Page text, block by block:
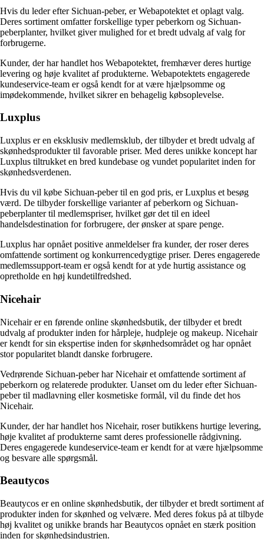
Hvis du leder efter Sichuan-peber, er Webapotektet et oplagt valg.
Deres sortiment omfatter forskellige typer peberkorn og Sichuan-
peberplanter, hvilket giver mulighed for et bredt udvalg af valg for
forbrugerne.
Kunder, der har handlet hos Webapotektet, fremhæver deres hurtige
levering og høje kvalitet af produkterne. Webapotektets engagerede
kundeservice-team er også kendt for at være hjælpsomme og
imødekommende, hvilket sikrer en behagelig købsoplevelse.
Luxplus
Luxplus er en eksklusiv medlemsklub, der tilbyder et bredt udvalg af
skønhedsprodukter til favorable priser. Med deres unikke koncept har
Luxplus tiltrukket en bred kundebase og vundet popularitet inden for
skønhedsverdenen.
Hvis du vil købe Sichuan-peber til en god pris, er Luxplus et besøg
værd. De tilbyder forskellige varianter af peberkorn og Sichuan-
peberplanter til medlemspriser, hvilket gør det til en ideel
handelsdestination for forbrugere, der ønsker at spare penge.
Luxplus har opnået positive anmeldelser fra kunder, der roser deres
omfattende sortiment og konkurrencedygtige priser. Deres engagerede
medlemssupport-team er også kendt for at yde hurtig assistance og
opretholde en høj kundetilfredshed.
Nicehair
Nicehair er en førende online skønhedsbutik, der tilbyder et bredt
udvalg af produkter inden for hårpleje, hudpleje og makeup. Nicehair
er kendt for sin ekspertise inden for skønhedsområdet og har opnået
stor popularitet blandt danske forbrugere.
Vedrørende Sichuan-peber har Nicehair et omfattende sortiment af
peberkorn og relaterede produkter. Uanset om du leder efter Sichuan-
peber til madlavning eller kosmetiske formål, vil du finde det hos
Nicehair.
Kunder, der har handlet hos Nicehair, roser butikkens hurtige levering,
høje kvalitet af produkterne samt deres professionelle rådgivning.
Deres engagerede kundeservice-team er kendt for at være hjælpsomme
og besvare alle spørgsmål.
Beautycos
Beautycos er en online skønhedsbutik, der tilbyder et bredt sortiment af
produkter inden for skønhed og velvære. Med deres fokus på at tilbyde
høj kvalitet og unikke brands har Beautycos opnået en stærk position
inden for skønhedsindustrien.